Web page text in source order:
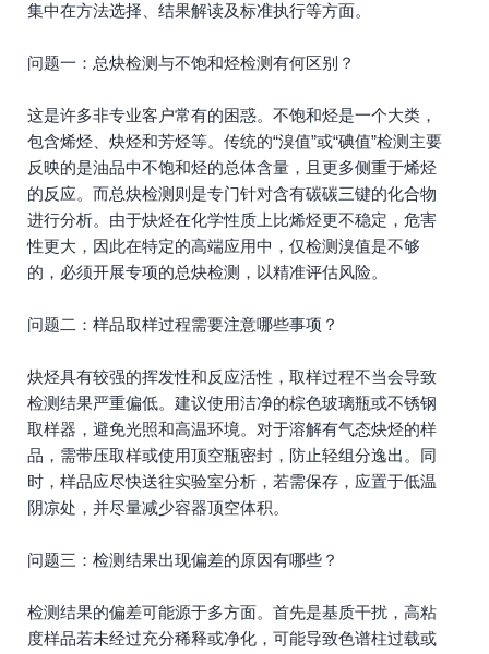
集中在方法选择、结果解读及标准执行等方面。
问题一：总炔检测与不饱和烃检测有何区别？
这是许多非专业客户常有的困惑。不饱和烃是一个大类，
包含烯烃、炔烃和芳烃等。传统的“溴值”或“碘值”检测主要
反映的是油品中不饱和烃的总体含量，且更多侧重于烯烃
的反应。而总炔检测则是专门针对含有碳碳三键的化合物
进行分析。由于炔烃在化学性质上比烯烃更不稳定，危害
性更大，因此在特定的高端应用中，仅检测溴值是不够
的，必须开展专项的总炔检测，以精准评估风险。
问题二：样品取样过程需要注意哪些事项？
炔烃具有较强的挥发性和反应活性，取样过程不当会导致
检测结果严重偏低。建议使用洁净的棕色玻璃瓶或不锈钢
取样器，避免光照和高温环境。对于溶解有气态炔烃的样
品，需带压取样或使用顶空瓶密封，防止轻组分逸出。同
时，样品应尽快送往实验室分析，若需保存，应置于低温
阴凉处，并尽量减少容器顶空体积。
问题三：检测结果出现偏差的原因有哪些？
检测结果的偏差可能源于多方面。首先是基质干扰，高粘
度样品若未经过充分稀释或净化，可能导致色谱柱过载或